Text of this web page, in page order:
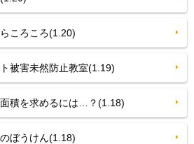
ころころ(1.20)
被害未然防止教室(1.19)
積を求めるには…？(1.18)
ぼうけん(1.18)